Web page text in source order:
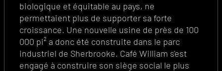
biologique et équitable au pays, ne
permettaient plus de supporter sa forte
croissance. Une nouvelle usine de près de 100
000 pi² a donc été construite dans le parc
industriel de Sherbrooke. Café William s'est
engagé à construire son siège social le plus